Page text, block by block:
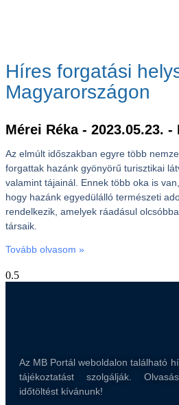
Híres forgatási
Magyarországon
Mérei Réka 2023.05.23.
Az elmúlt időszakban egyre több
forgattak hazánk gyönyörű turisztikai
valamint tájainál. Ennek több oka is
hogy hazánk egyedülálló természeti
rendelkezik, amelyek ráadásul
társaik.
Tovább olvasom »
Az MB Portál weboldalon található
tájékoztatást szolgálják.
időtöltést kívánunk!